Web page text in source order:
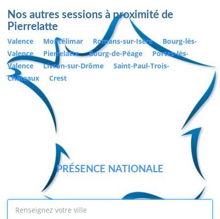
Nos autres sessions à proximité de
Pierrelatte
Valence Montélimar Romans-sur-Isère
Bourg-lès-
Valence
Pierrelatte Bourg-de-Péage
Portes-lès-
Valence
Livron-sur-Drôme
Saint-Paul-Trois-
Châteaux
Crest
PRÉSENCE NATIONALE